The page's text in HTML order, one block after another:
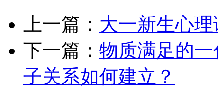
上一篇： 大一新生心
下一篇： 物质满足的
子关系如何建立？